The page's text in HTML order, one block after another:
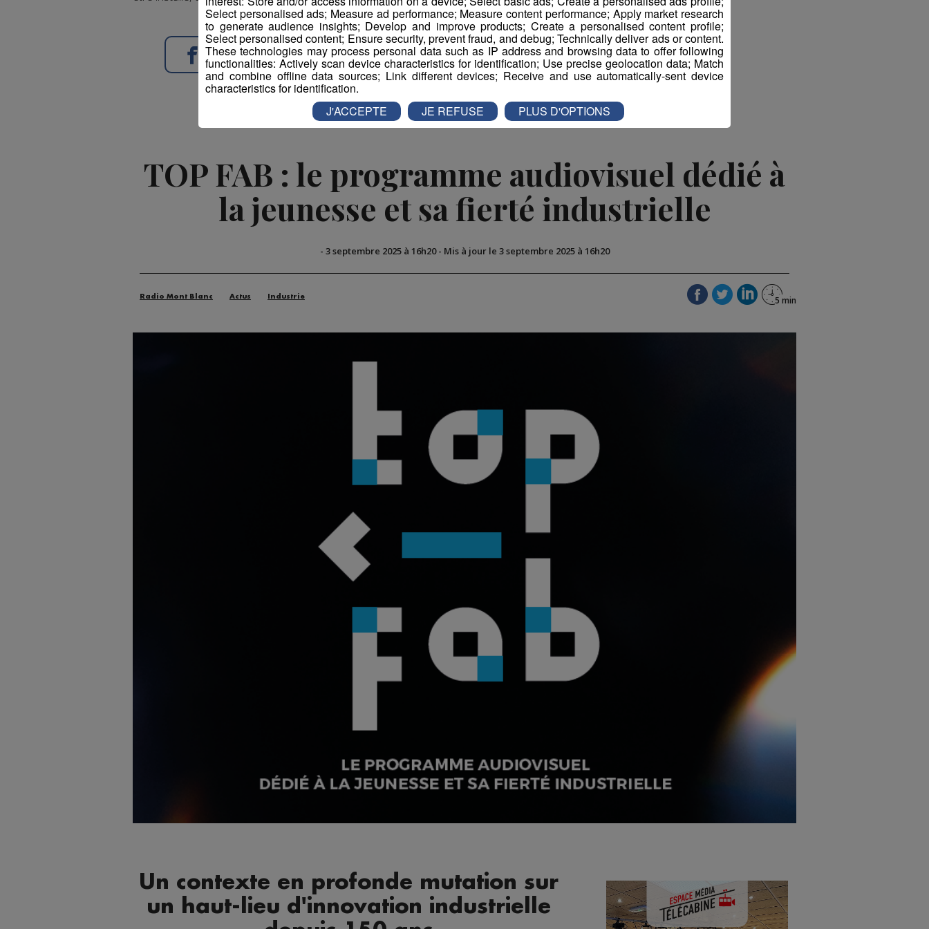
Partager sur Facebook Partager sur Twitter
TOP FAB : le programme audiovisuel dédié à
la jeunesse et sa fierté industrielle
- 3 septembre 2025 à 16h20- Mis à jour le 3 septembre 2025 à 16h20
Radio Mont Blanc Actus Industrie
Un contexte en profonde mutation sur
un haut-lieu d'innovation industrielle
Select personalised ads; Measure ad performance; Measure content performance; Apply market research
to generate audience insights; Develop and improve products; Create a personalised content profile;
Select personalised content; Ensure security, prevent fraud, and debug; Technically deliver ads or content.
These technologies may process personal data such as IP address and browsing data to offer following
functionalities: Actively scan device characteristics for identification; Use precise geolocation data; Match
and combine offline data sources; Link different devices; Receive and use automatically-sent device
characteristics for identification.
J'ACCEPTE JE REFUSE PLUS D'OPTIONS